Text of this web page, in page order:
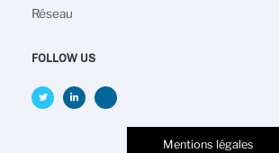
Réseau
FOLLOW US
Mentions légales